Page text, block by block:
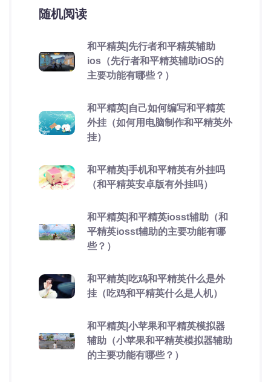
随机阅读
和平精英|先行者和平精英辅助
ios（先行者和平精英辅助iOS的
主要功能有哪些？）
和平精英|自己如何编写和平精英
外挂（如何用电脑制作和平精英外
挂）
和平精英|手机和平精英有外挂吗
（和平精英安卓版有外挂吗）
和平精英|和平精英iosst辅助（和
平精英iosst辅助的主要功能有哪
些？）
和平精英|吃鸡和平精英什么是外
挂（吃鸡和平精英什么是人机）
和平精英|小苹果和平精英模拟器
辅助（小苹果和平精英模拟器辅助
的主要功能有哪些？）